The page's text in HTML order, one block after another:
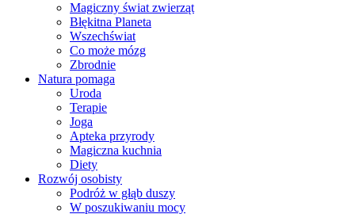
Magiczny świat zwierząt
Błękitna Planeta
Wszechświat
Co może mózg
Zbrodnie
Natura pomaga
Uroda
Terapie
Joga
Apteka przyrody
Magiczna kuchnia
Diety
Rozwój osobisty
Podróż w głąb duszy
W poszukiwaniu mocy